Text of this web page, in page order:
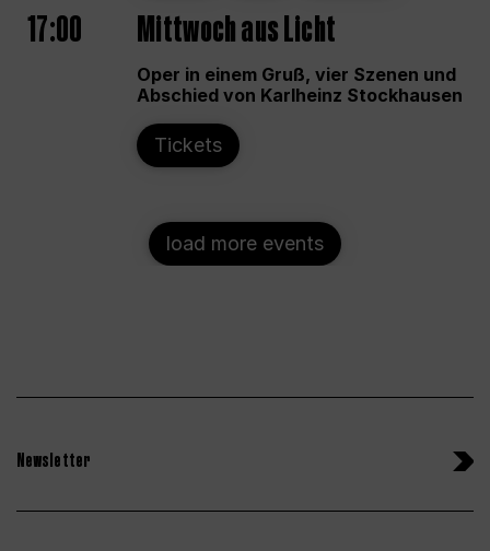
17:00 Mittwoch aus Licht
Oper in einem Gruß, vier Szenen und
Abschied von Karlheinz Stockhausen
Tickets
load more events
Newsletter